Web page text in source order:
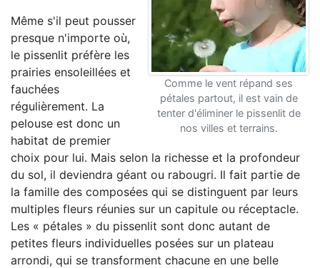
Comme le vent répand ses
pétales partout, il est vain de
tenter d'éliminer le pissenlit de
nos villes et terrains.
Même s'il peut pousser
presque n'importe où,
le pissenlit préfère les
prairies ensoleillées et
fauchées
régulièrement. La
pelouse est donc un
habitat de premier
choix pour lui. Mais selon la richesse et la profondeur
du sol, il deviendra géant ou rabougri. Il fait partie de
la famille des composées qui se distinguent par leurs
multiples fleurs réunies sur un capitule ou réceptacle.
Les « pétales » du pissenlit sont donc autant de
petites fleurs individuelles posées sur un plateau
arrondi, qui se transforment chacune en une belle